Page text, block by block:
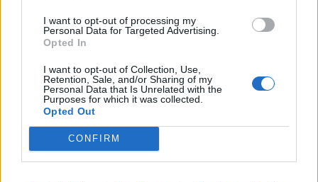
I want to opt-out of processing my
Personal Data for Targeted Advertising.
Opted In
I want to opt-out of Collection, Use,
Retention, Sale, and/or Sharing of my
Personal Data that Is Unrelated with the
Purposes for which it was collected.
Opted Out
CONFIRM
Ver perfil
@musicapuntocom Ver perfil